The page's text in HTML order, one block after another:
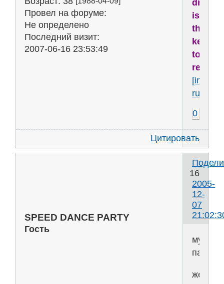
Провел на форуме:
Не определено
Последний визит:
2007-06-16 23:53:49
dream
is
the
key
to
0
Цитировать
16
2005-
12-
07
SPEED DANCE PARTY
Гость
пазуха
железо